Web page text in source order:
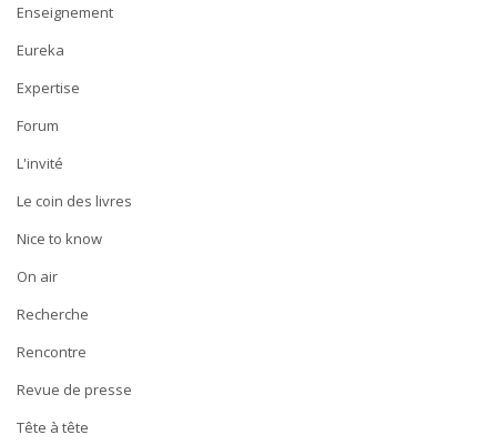
Enseignement
Eureka
Expertise
Forum
L'invité
Le coin des livres
Nice to know
On air
Recherche
Rencontre
Revue de presse
Tête à tête